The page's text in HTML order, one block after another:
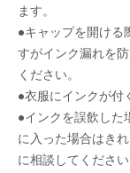
ます。
●キャップを開ける
すがインク漏れを
ください。
●衣服にインクが付
●インクを誤飲した
に入った場合はき
に相談してください